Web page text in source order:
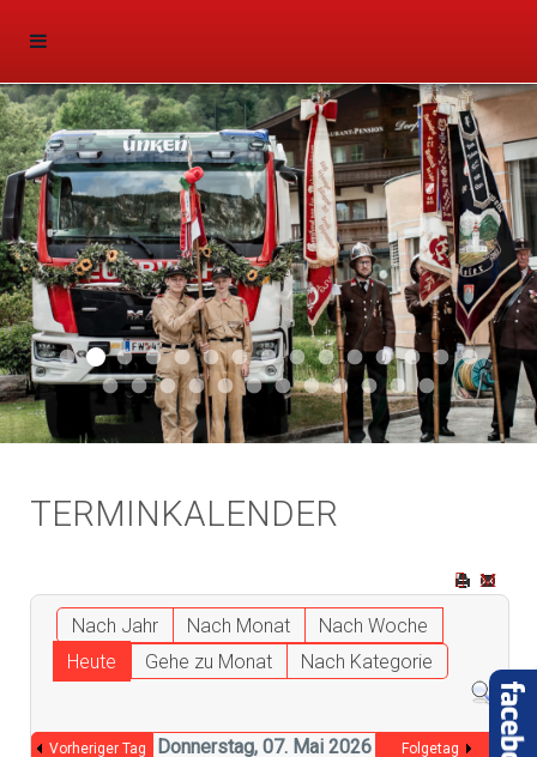
Aktuell 046
Aktuell 047
Start 011Aktuell 044
Aktuell 043
Aktuell 041
Aktuell 042
Aktuell 035
Aktuell 031
Aktuell 032
Aktuell 033
Aktuell 029
Aktuell 027
Aktuell 026
Start
Aktuell 024
Aktuell 019
Auto 010Start 010Start 002
Auto 002
Auto 009Auto 006Start 008
Start 005Start 003
Start 006
TERMINKALENDER
Nach Jahr Nach Monat
Nach Woche
Heute
Gehe zu Monat Nach Kategorie
Vorheriger Tag Donnerstag, 07. Mai 2026 Folgetag